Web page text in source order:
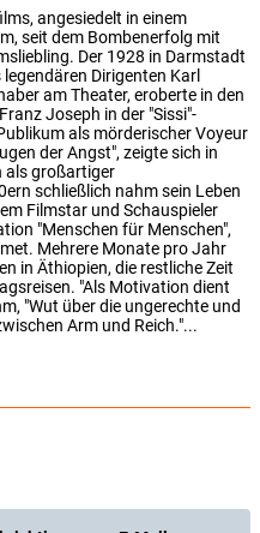
angesiedelt in einem
seit dem Bombenerfolg mit
Der 1928 in Darmstadt
Dirigenten Karl
am Theater, eroberte in den
Joseph in der "Sissi"-
als mörderischer Voyeur
der Angst", zeigte sich in
als großartiger
schließlich nahm sein Leben
Filmstar und Schauspieler
"Menschen für Menschen",
Mehrere Monate pro Jahr
in Äthiopien, die restliche Zeit
"Als Motivation dient
"Wut über die ungerechte und
Arm und Reich."...